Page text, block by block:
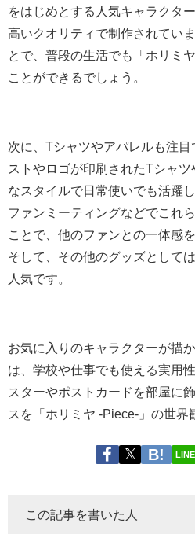
をはじめとする人気キャラクタ
高いクオリティで制作されてい
とで、普段の生活でも「ホリミ
ことができるでしょう。
次に、Tシャツやアパレルも注
ストやロゴが印刷されたTシャ
なスタイルで日常使いでも活躍
ファンミーティングなどでこれ
ことで、他のファンとの一体感
そして、その他のグッズとして
人気です。
お気に入りのキャラクターが描
は、学校や仕事でも使える実用
スターやポストカードを部屋に
スを「ホリミヤ -Piece-」の世界
LINE
この記事を書いた人